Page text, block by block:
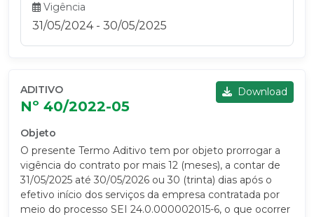
Vigência
31/05/2024 - 30/05/2025
ADITIVO
Nº 40/2022-05
Download
Objeto
O presente Termo Aditivo tem por objeto prorrogar a
vigência do contrato por mais 12 (meses), a contar de
31/05/2025 até 30/05/2026 ou 30 (trinta) dias após o
efetivo início dos serviços da empresa contratada por
meio do processo SEI 24.0.000002015-6, o que ocorrer